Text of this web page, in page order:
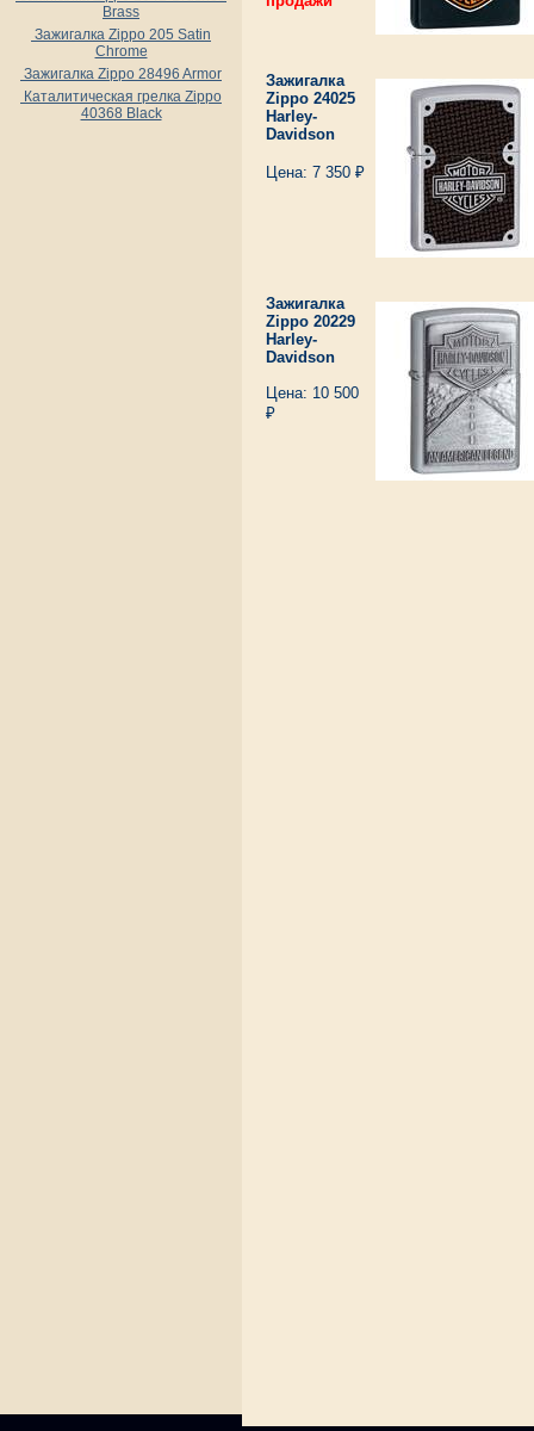
Brass
Зажигалка Zippo 205 Satin
Chrome
Зажигалка Zippo 28496 Armor
Каталитическая грелка Zippo
40368 Black
Зажигалка
Zippo 24025
Harley-
Davidson
Цена: 7 350 ₽
Зажигалка
Zippo 20229
Harley-
Davidson
Цена: 10 500
₽